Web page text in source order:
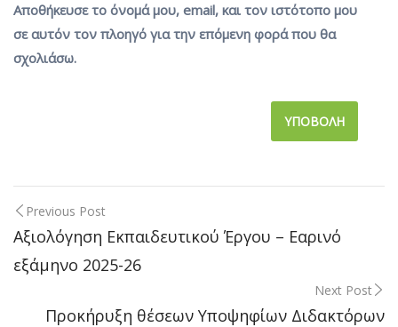
Αποθήκευσε το όνομά μου, email, και τον ιστότοπο μου
σε αυτόν τον πλοηγό για την επόμενη φορά που θα
σχολιάσω.
Post
navigation
Previous Post
Αξιολόγηση Εκπαιδευτικού Έργου – Εαρινό
εξάμηνο 2025-26
Next Post
Προκήρυξη θέσεων Υποψηφίων Διδακτόρων